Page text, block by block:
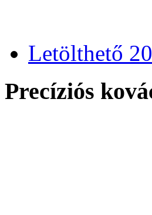
Letölthető
Precíziós